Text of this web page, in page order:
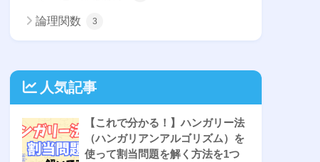
論理関数 3
人気記事
【これで分かる！】ハンガリー法
（ハンガリアンアルゴリズム）を
使って割当問題を解く方法を1つ